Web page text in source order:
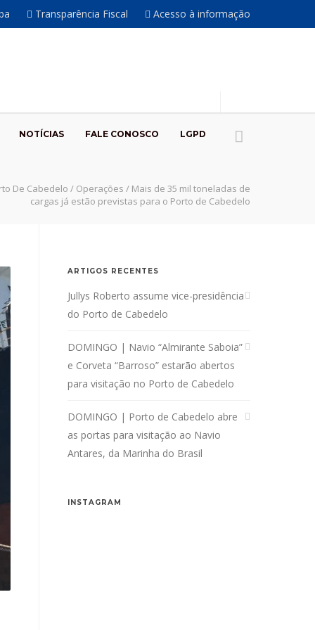
Transparência Fiscal Acesso à informação
NOTÍCIAS FALE CONOSCO LGPD
De Cabedelo / Operações / Mais de 35 mil toneladas de
cargas já estão previstas para o Porto de Cabedelo
ARTIGOS RECENTES
Jullys Roberto assume vice-presidência
do Porto de Cabedelo
DOMINGO | Navio “Almirante Saboia”
e Corveta “Barroso” estarão abertos
para visitação no Porto de Cabedelo
DOMINGO | Porto de Cabedelo abre
as portas para visitação ao Navio
Antares, da Marinha do Brasil
INSTAGRAM